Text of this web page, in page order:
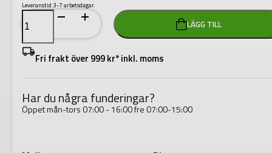
Leveranstid 3-7 arbetsdagar.
Milwaukee
Max
Bite
Spärrnyckelsats
15P
Med
mängd
LÄGG TILL
Fri frakt över 999 kr* inkl. moms
Har du några funderingar?
Öppet mån-tors 07:00 - 16:00 fre 07:00-15:00